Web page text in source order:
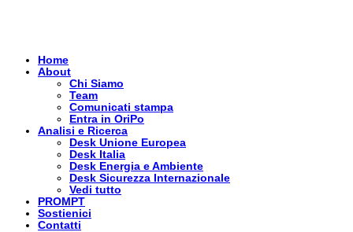
Home
About
Chi Siamo
Team
Comunicati stampa
Entra in OriPo
Analisi e Ricerca
Desk Unione Europea
Desk Italia
Desk Energia e Ambiente
Desk Sicurezza Internazionale
Vedi tutto
PROMPT
Sostienici
Contatti